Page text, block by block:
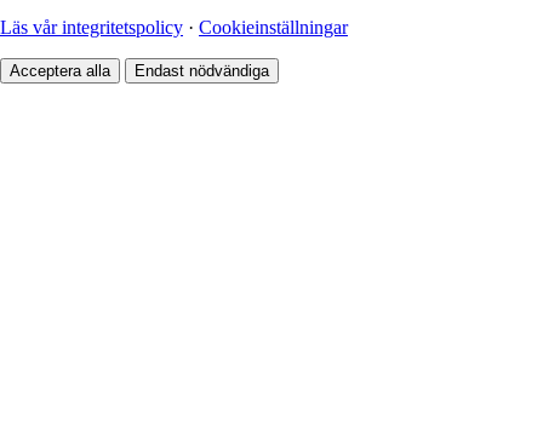
Läs vår integritetspolicy · Cookieinställningar
Acceptera alla Endast nödvändiga